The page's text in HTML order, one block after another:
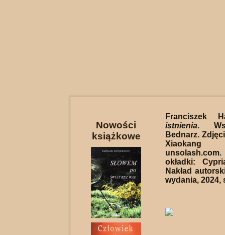
Nowości
książkowe
Franciszek
istnienia.
Bednarz.
okładki:
Nakład
wydania, 2024,